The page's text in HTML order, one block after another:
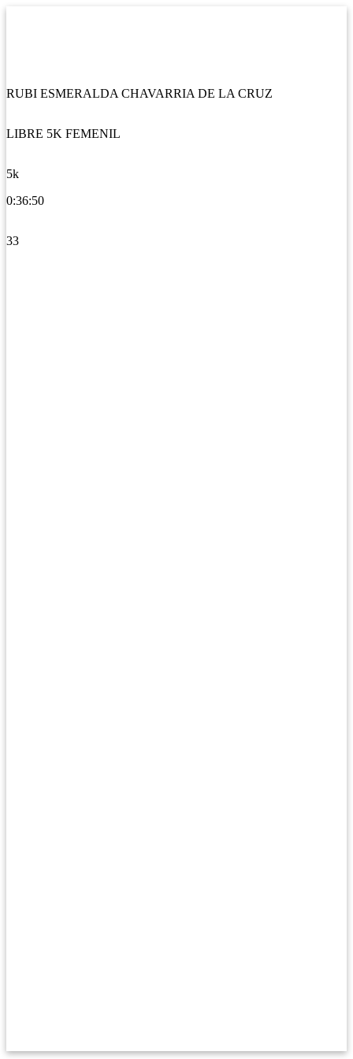
RUBI ESMERALDA CHAVARRIA DE LA CRUZ
LIBRE 5K FEMENIL
5k
0:36:50
33